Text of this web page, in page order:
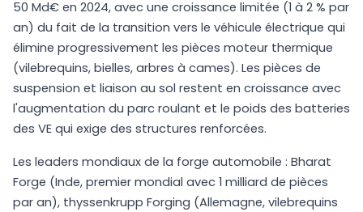
50 Md€ en 2024, avec une croissance limitée (1 à 2 % par
an) du fait de la transition vers le véhicule électrique qui
élimine progressivement les pièces moteur thermique
(vilebrequins, bielles, arbres à cames). Les pièces de
suspension et liaison au sol restent en croissance avec
l'augmentation du parc roulant et le poids des batteries
des VE qui exige des structures renforcées.
Les leaders mondiaux de la forge automobile : Bharat
Forge (Inde, premier mondial avec 1 milliard de pièces
par an), thyssenkrupp Forging (Allemagne, vilebrequins